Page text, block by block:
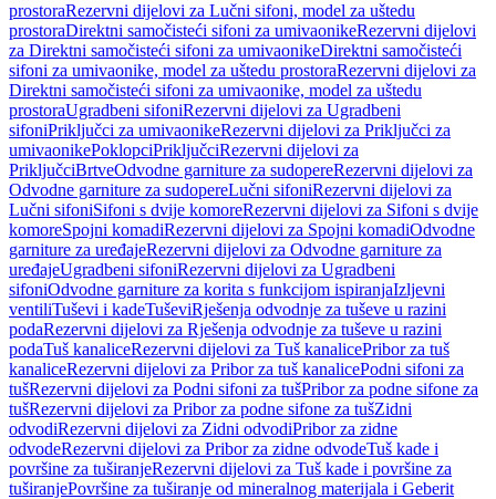
prostoraRezervni dijelovi za Lučni sifoni, model za uštedu
prostoraDirektni samočisteći sifoni za umivaonikeRezervni dijelovi
za Direktni samočisteći sifoni za umivaonikeDirektni samočisteći
sifoni za umivaonike, model za uštedu prostoraRezervni dijelovi za
Direktni samočisteći sifoni za umivaonike, model za uštedu
prostoraUgradbeni sifoniRezervni dijelovi za Ugradbeni
sifoniPriključci za umivaonikeRezervni dijelovi za Priključci za
umivaonikePoklopciPriključciRezervni dijelovi za
PriključciBrtveOdvodne garniture za sudopereRezervni dijelovi za
Odvodne garniture za sudopereLučni sifoniRezervni dijelovi za
Lučni sifoniSifoni s dvije komoreRezervni dijelovi za Sifoni s dvije
komoreSpojni komadiRezervni dijelovi za Spojni komadiOdvodne
garniture za uređajeRezervni dijelovi za Odvodne garniture za
uređajeUgradbeni sifoniRezervni dijelovi za Ugradbeni
sifoniOdvodne garniture za korita s funkcijom ispiranjaIzljevni
ventiliTuševi i kadeTuševiRješenja odvodnje za tuševe u razini
podaRezervni dijelovi za Rješenja odvodnje za tuševe u razini
podaTuš kanaliceRezervni dijelovi za Tuš kanalicePribor za tuš
kanaliceRezervni dijelovi za Pribor za tuš kanalicePodni sifoni za
tušRezervni dijelovi za Podni sifoni za tušPribor za podne sifone za
tušRezervni dijelovi za Pribor za podne sifone za tušZidni
odvodiRezervni dijelovi za Zidni odvodiPribor za zidne
odvodeRezervni dijelovi za Pribor za zidne odvodeTuš kade i
površine za tuširanjeRezervni dijelovi za Tuš kade i površine za
tuširanjePovršine za tuširanje od mineralnog materijala i Geberit